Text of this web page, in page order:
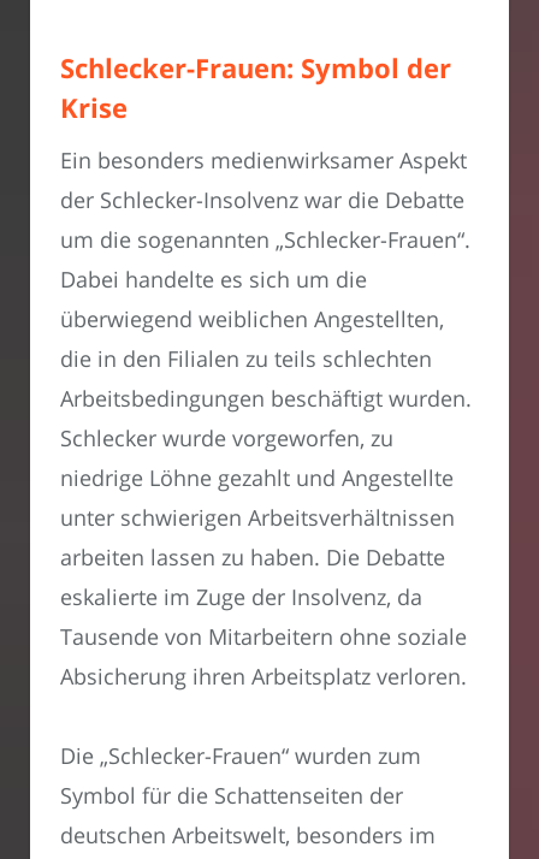
Schlecker-Frauen: Symbol der
Krise
Ein besonders medienwirksamer Aspekt
der Schlecker-Insolvenz war die Debatte
um die sogenannten „Schlecker-Frauen“.
Dabei handelte es sich um die
überwiegend weiblichen Angestellten,
die in den Filialen zu teils schlechten
Arbeitsbedingungen beschäftigt wurden.
Schlecker wurde vorgeworfen, zu
niedrige Löhne gezahlt und Angestellte
unter schwierigen Arbeitsverhältnissen
arbeiten lassen zu haben. Die Debatte
eskalierte im Zuge der Insolvenz, da
Tausende von Mitarbeitern ohne soziale
Absicherung ihren Arbeitsplatz verloren.
Die „Schlecker-Frauen“ wurden zum
Symbol für die Schattenseiten der
deutschen Arbeitswelt, besonders im